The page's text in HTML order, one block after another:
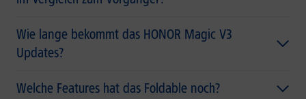
Wie lange bekommt das HONOR Magic V3
Updates?
Welche Features hat das Foldable noch?